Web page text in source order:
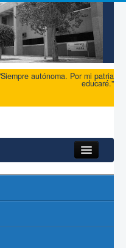
autónoma. Por mi patria
educaré."